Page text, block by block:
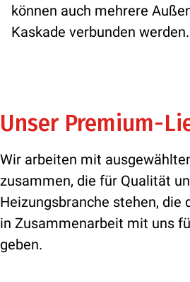
können auch mehrere
Kaskade verbunden werden.
Unser Premium-
Wir arbeiten mit
zusammen, die für Qualität
Heizungsbranche stehen, die
in Zusammenarbeit mit uns
geben.